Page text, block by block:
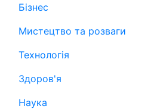
Бізнес
Мистецтво та розваги
Технологія
Здоров'я
Наука